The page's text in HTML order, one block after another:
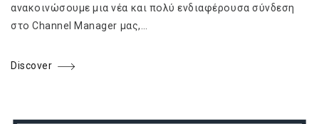
ανακοινώσουμε μια νέα και πολύ ενδιαφέρουσα σύνδεση
στο Channel Manager μας,…
Discover